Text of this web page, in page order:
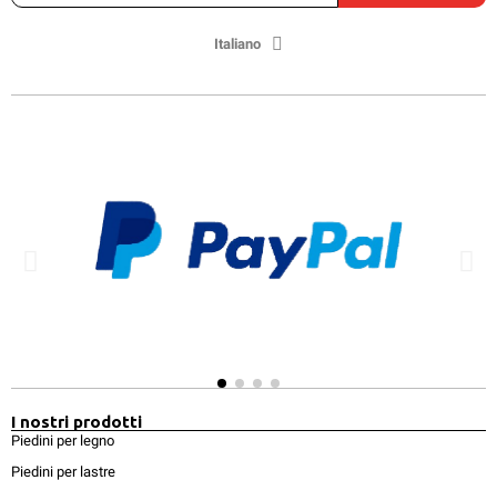
Italiano
I nostri prodotti
Piedini per legno
Piedini per lastre